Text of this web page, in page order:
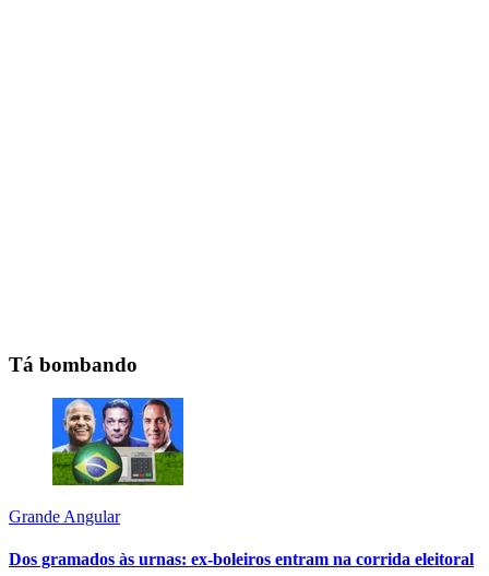
Tá bombando
Grande Angular
Dos gramados às urnas: ex-boleiros entram na corrida eleitoral